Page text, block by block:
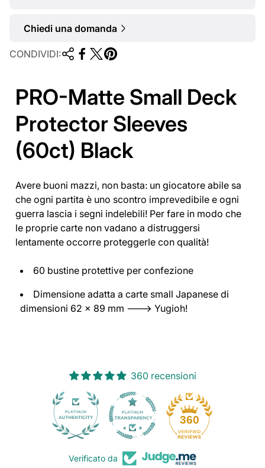
Chiedi una domanda
CONDIVIDI:
PRO-Matte Small Deck
Protector Sleeves
(60ct) Black
Avere buoni mazzi, non basta: un giocatore abile sa
che ogni partita è uno scontro imprevedibile e ogni
guerra lascia i segni indelebili! Per fare in modo che
le proprie carte non vadano a distruggersi
lentamente occorre proteggerle con qualità!
60 bustine protettive per confezione
Dimensione adatta a carte small Japanese di
dimensioni 62 x 89 mm ---> Yugioh!
360 recensioni
360
Verificato da